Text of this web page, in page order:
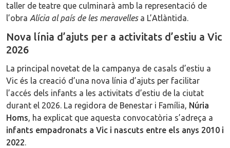
taller de teatre que culminarà amb la representació de
l’obra Alícia al país de les meravellesa L’Atlàntida.
Nova línia d’ajuts per a activitats d’estiu a Vic
2026
La principal novetat de la campanya de casals d’estiu a
Vic és la creació d’una nova línia d’ajuts per facilitar
l’accés dels infants a les activitats d’estiu de la ciutat
durant el 2026. La regidora de Benestar i Família, Núria
Homs , ha explicat que aquesta convocatòria s’adreça a
infants empadronats a Vic i nascuts entre els anys 2010 i
2022